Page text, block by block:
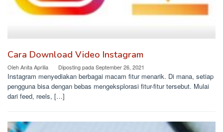
Cara Download Video Instagram
OlehAnita Aprilia Diposting padaSeptember 26, 2021
Instagram menyediakan berbagai macam fitur menarik. Di mana, setiap
pengguna bisa dengan bebas mengeksplorasi fitur-fitur tersebut. Mulai
dari feed, reels, […]